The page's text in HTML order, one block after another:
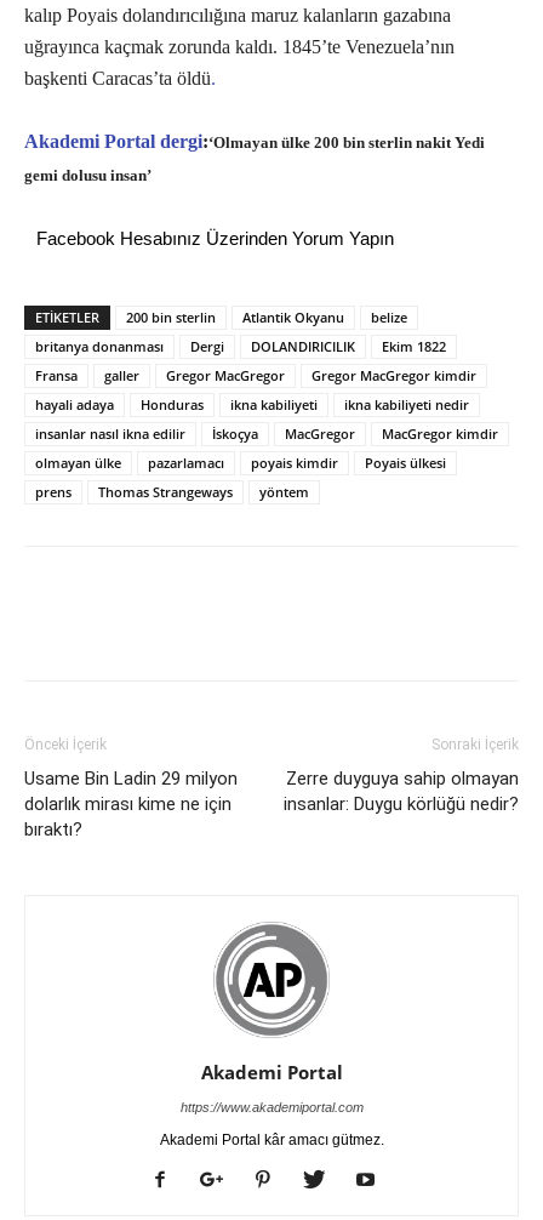
kalıp Poyais dolandırıcılığına maruz kalanların gazabına
uğrayınca kaçmak zorunda kaldı. 1845’te Venezuela’nın
başkenti Caracas’ta öldü.
Akademi Portal dergi:‘Olmayan ülke 200 bin sterlin nakit Yedi
gemi dolusu insan’
Facebook Hesabınız Üzerinden Yorum Yapın
ETİKETLER 200 bin sterlin Atlantik Okyanu
belize
britanya donanması
Dergi DOLANDIRICILIK
Ekim 1822
Fransa
galler Gregor MacGregor
Gregor MacGregor kimdir
hayali adaya
Honduras ikna kabiliyeti
ikna kabiliyeti nedir
insanlar nasıl ikna edilir
İskoçya MacGregor
MacGregor kimdir
olmayan ülke
pazarlamacı poyais kimdir
Poyais ülkesi
prens
Thomas Strangeways yöntem
Önceki İçerik
Usame Bin Ladin 29 milyon
dolarlık mirası kime ne için
bıraktı?
Sonraki İçerik
Zerre duyguya sahip olmayan
insanlar: Duygu körlüğü nedir?
Akademi Portal
https://www.akademiportal.com
Akademi Portal kâr amacı gütmez.